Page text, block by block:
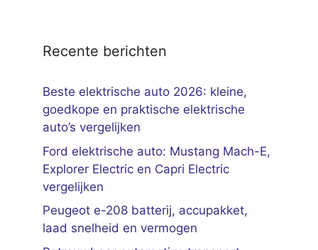
Recente berichten
Beste elektrische auto 2026: kleine,
goedkope en praktische elektrische
auto’s vergelijken
Ford elektrische auto: Mustang Mach-E,
Explorer Electric en Capri Electric
vergelijken
Peugeot e-208 batterij, accupakket,
laad snelheid en vermogen